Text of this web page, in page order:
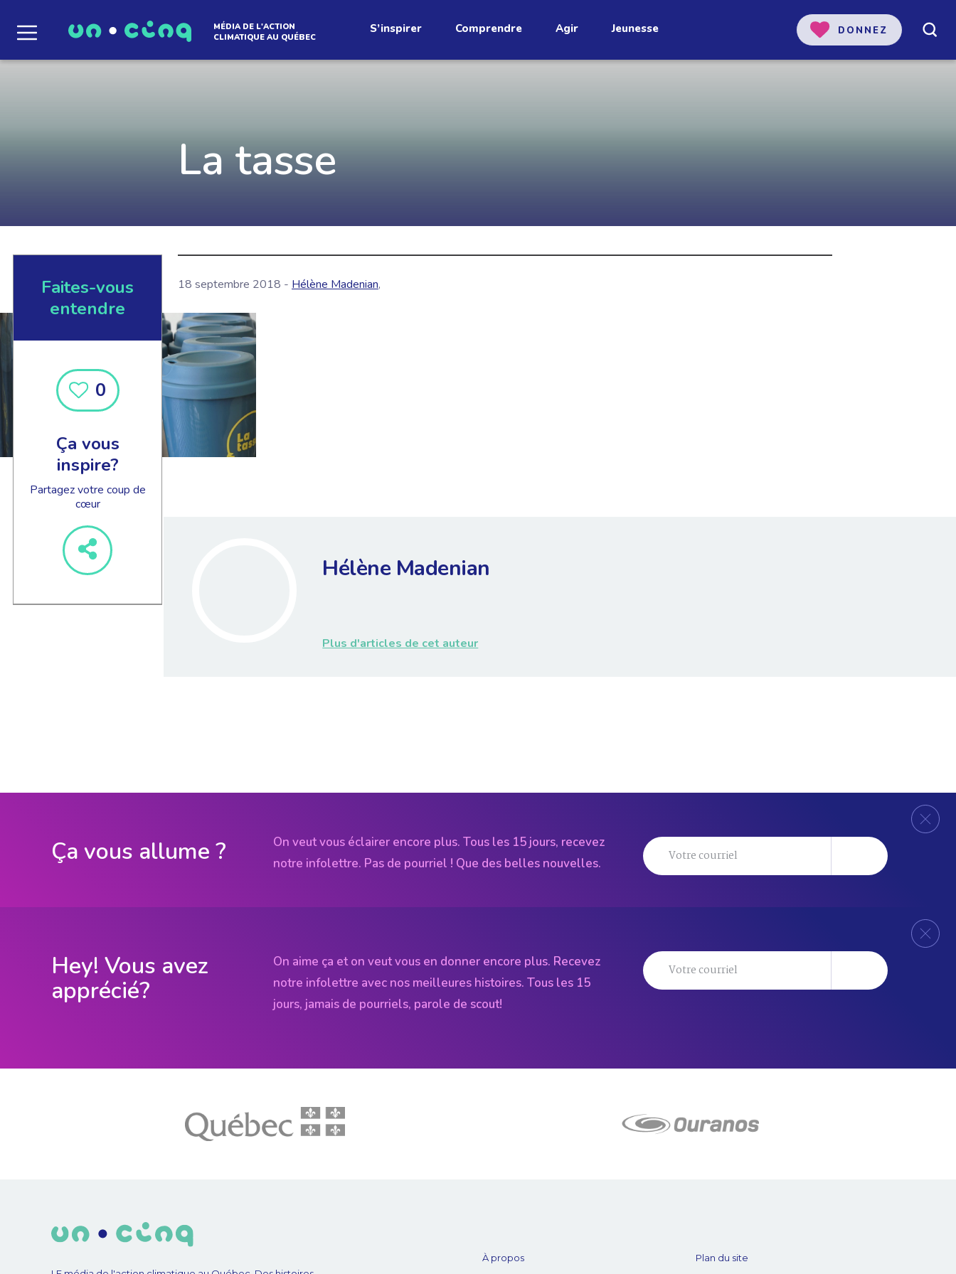
Le média qui détend
EN SAVOIR +
Découvrez notre
infolettre!
MÉDIA DE L'ACTION
CLIMATIQUE AU QUÉBEC
S’inspirer Comprendre Agir Jeunesse DONNEZ
La tasse
Faites-vous
entendre
0
Ça vous
inspire?
Partagez votre coup de
cœur
18 septembre 2018 - Hélène Madenian,
Hélène Madenian
Plus d'articles de cet auteur
Ça vous allume ?
On veut vous éclairer encore plus. Tous les 15 jours, recevez
notre infolettre. Pas de pourriel ! Que des belles nouvelles.
Hey! Vous avez
apprécié?
On aime ça et on veut vous en donner encore plus. Recevez
notre infolettre avec nos meilleures histoires. Tous les 15
jours, jamais de pourriels, parole de scout!
À propos
Plan du site